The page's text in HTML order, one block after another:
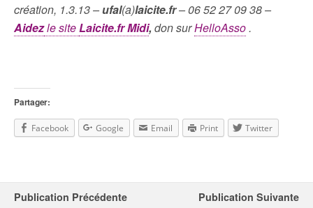
création, 1.3.13 –ufal(a)laicite.fr– 06 52 27 09 38 –
Aidezle siteLaicite.fr Midi, don surHelloAsso.
Partager:
Facebook Google Email Print Twitter
Publication Précédente Publication Suivante